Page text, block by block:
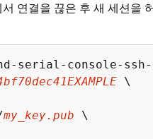
연결을 끊은 후 새 세션을
serial-console-
\
my_key.pub \